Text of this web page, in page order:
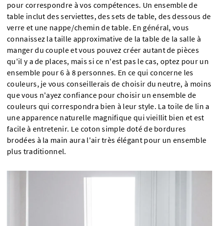
pour correspondre à vos compétences. Un ensemble de
table inclut des serviettes, des sets de table, des dessous de
verre et une nappe/chemin de table. En général, vous
connaissez la taille approximative de la table de la salle à
manger du couple et vous pouvez créer autant de pièces
qu'il y a de places, mais si ce n'est pas le cas, optez pour un
ensemble pour 6 à 8 personnes. En ce qui concerne les
couleurs, je vous conseillerais de choisir du neutre, à moins
que vous n'ayez confiance pour choisir un ensemble de
couleurs qui correspondra bien à leur style. La toile de lin a
une apparence naturelle magnifique qui vieillit bien et est
facile à entretenir. Le coton simple doté de bordures
brodées à la main aura l'air très élégant pour un ensemble
plus traditionnel.